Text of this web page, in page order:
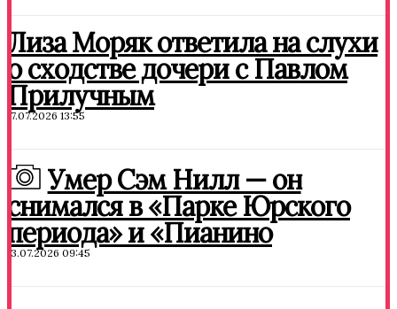
Лиза Моряк ответила на слухи
о сходстве дочери с Павлом
Прилучным
17.07.2026 13:55
Умер Сэм Нилл — он
снимался в «Парке Юрского
периода» и «Пианино
13.07.2026 09:45